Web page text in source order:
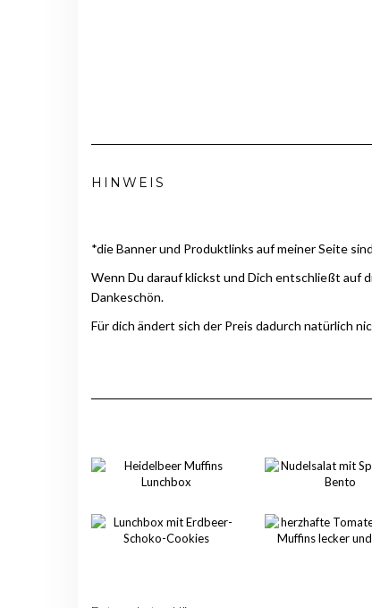
HINWEIS
*die Banner und Produktlinks auf meiner Seite
Wenn Du darauf klickst und Dich entschließt auf
Dankeschön.
Für dich ändert sich der Preis dadurch natürlich